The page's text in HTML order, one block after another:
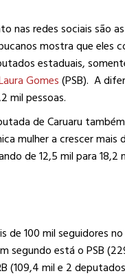
redes sociais são
mostra que eles
estaduais,
Gomes(PSB). A
mil pessoas.
de Caruaru
mulher a crescer
de 12,5 mil para 18,2
100 mil seguidores
está o PSB
(109,4 mil e 2